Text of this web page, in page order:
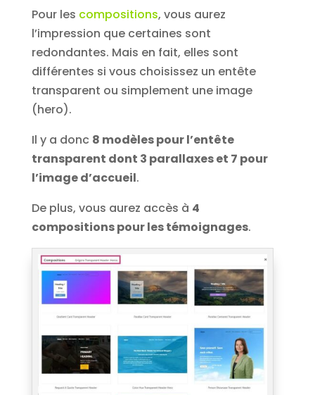
Pour les compositions, vous aurez
l’impression que certaines sont
redondantes. Mais en fait, elles sont
différentes si vous choisissez un entête
transparent ou simplement une image
(hero).
Il y a donc 8 modèles pour l’entête
transparent dont 3 parallaxes et 7 pour
l’image d’accueil.
De plus, vous aurez accès à 4
compositions pour les témoignages.